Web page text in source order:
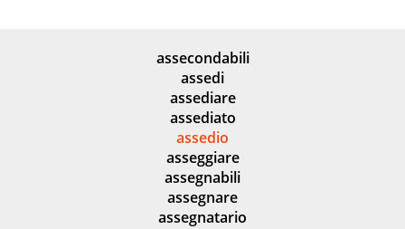
assecondabili
assedi
assediare
assediato
assedio
asseggiare
assegnabili
assegnare
assegnatario